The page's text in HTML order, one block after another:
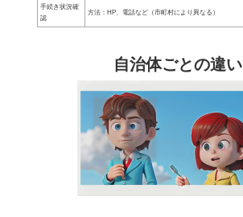
手続き状況確
認
方法：HP、電話など（市町村により異なる）
自治体ごとの違い